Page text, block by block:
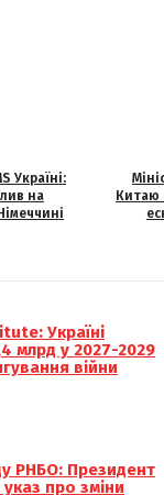
Україні:
на
Китаю
Україні
млрд у 2027-2029
війни
РНБО: Президент
про зміни